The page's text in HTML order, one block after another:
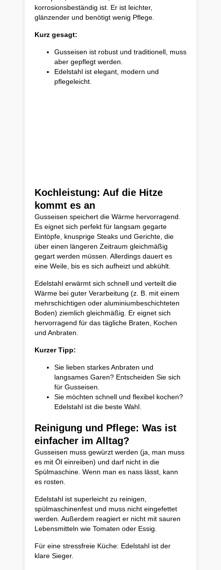
korrosionsbeständig ist. Er ist leichter,
glänzender und benötigt wenig Pflege.
Kurz gesagt:
Gusseisen ist robust und traditionell, muss
aber gepflegt werden.
Edelstahl ist elegant, modern und
pflegeleicht.
Kochleistung: Auf die Hitze
kommt es an
Gusseisen speichert die Wärme hervorragend.
Es eignet sich perfekt für langsam gegarte
Eintöpfe, knusprige Steaks und Gerichte, die
über einen längeren Zeitraum gleichmäßig
gegart werden müssen. Allerdings dauert es
eine Weile, bis es sich aufheizt und abkühlt.
Edelstahl erwärmt sich schnell und verteilt die
Wärme bei guter Verarbeitung (z. B. mit einem
mehrschichtigen oder aluminiumbeschichteten
Boden) ziemlich gleichmäßig. Er eignet sich
hervorragend für das tägliche Braten, Kochen
und Anbraten.
Kurzer Tipp:
Sie lieben starkes Anbraten und
langsames Garen? Entscheiden Sie sich
für Gusseisen.
Sie möchten schnell und flexibel kochen?
Edelstahl ist die beste Wahl.
Reinigung und Pflege: Was ist
einfacher im Alltag?
Gusseisen muss gewürzt werden (ja, man muss
es mit Öl einreiben) und darf nicht in die
Spülmaschine. Wenn man es nass lässt, kann
es rosten.
Edelstahl ist superleicht zu reinigen,
spülmaschinenfest und muss nicht eingefettet
werden. Außerdem reagiert er nicht mit sauren
Lebensmitteln wie Tomaten oder Essig.
Für eine stressfreie Küche: Edelstahl ist der
klare Sieger.